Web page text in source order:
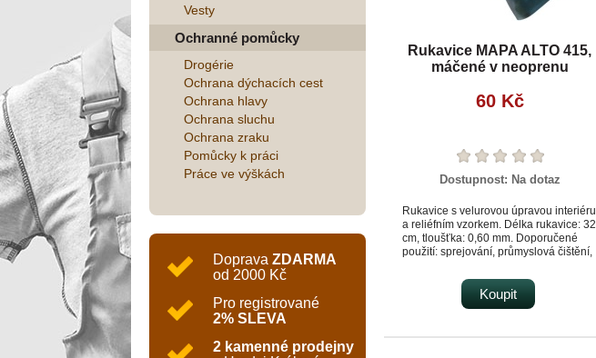
Vesty
Ochranné pomůcky
Drogérie
Ochrana dýchacích cest
Ochrana hlavy
Ochrana sluchu
Ochrana zraku
Pomůcky k práci
Práce ve výškách
Doprava ZDARMA
od 2000 Kč
Pro registrované
2% SLEVA
2 kamenné prodejny
Rukavice MAPA ALTO 415,
máčené v neoprenu
60 Kč
Dostupnost: Na dotaz
Rukavice s velurovou úpravou interiéru
a reliéfním vzorkem. Délka rukavice: 32
cm, tloušťka: 0,60 mm. Doporučené
použití: sprejování, průmyslová čištění,
automobilový/strojírenský průmysl.
Koupit